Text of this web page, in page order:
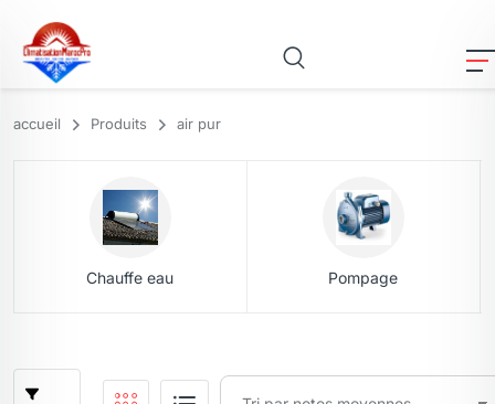
accueil Produits air pur
Chauffe eau Pompage